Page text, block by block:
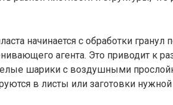
начинается с обработки
агента. Это приводит к
шарики с воздушными
в листы или заготовки